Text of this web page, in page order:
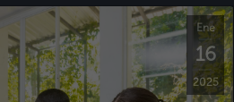
Ene
16
2025